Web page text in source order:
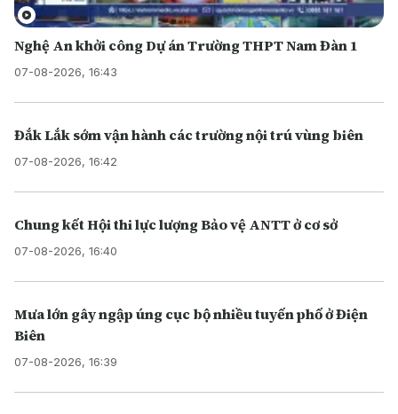
Nghệ An khởi công Dự án Trường THPT Nam Đàn 1
07-08-2026, 16:43
Đắk Lắk sớm vận hành các trường nội trú vùng biên
07-08-2026, 16:42
Chung kết Hội thi lực lượng Bảo vệ ANTT ở cơ sở
07-08-2026, 16:40
Mưa lớn gây ngập úng cục bộ nhiều tuyến phố ở Điện
Biên
07-08-2026, 16:39